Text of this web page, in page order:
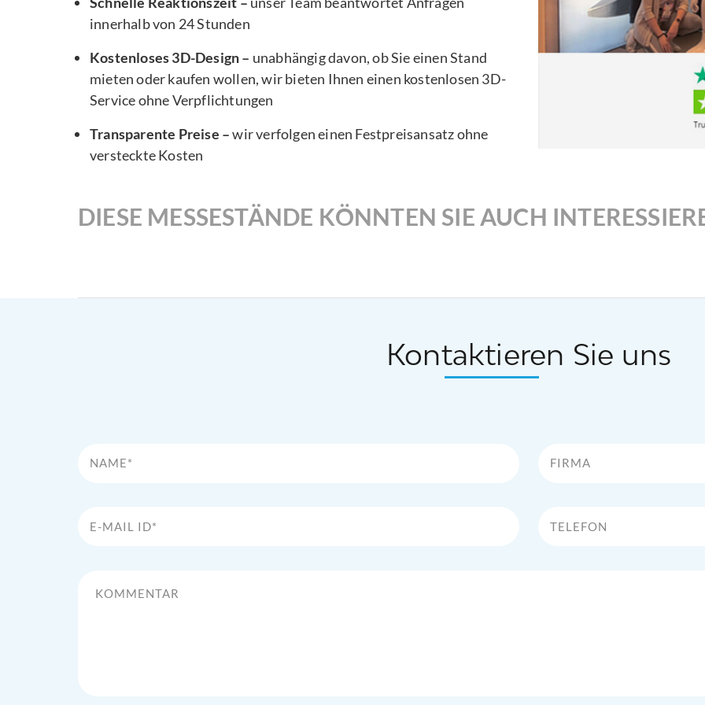
innerhalb von 24 Stunden
Kostenloses 3D-Design – unabhängig davon, ob Sie einen Stand
mieten oder kaufen wollen, wir bieten Ihnen einen kostenlosen 3D-
Service ohne Verpflichtungen
Transparente Preise –wir verfolgen einen Festpreisansatz ohne
versteckte Kosten
DIESE MESSESTÄNDE KÖNNTEN SIE AUCH
Kontaktieren Sie uns